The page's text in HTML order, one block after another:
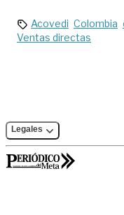
Acovedi Colombia
Ventas directas
Legales